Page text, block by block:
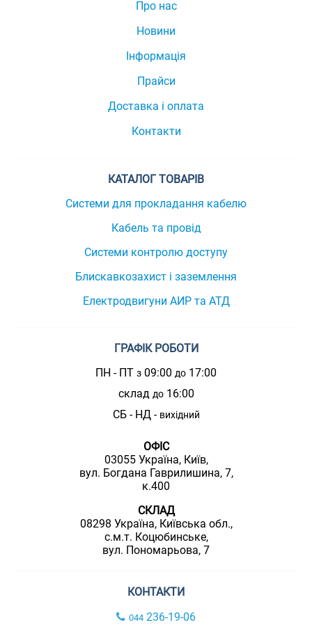
Про нас
Новини
Інформація
Прайси
Доставка і оплата
Контакти
КАТАЛОГ ТОВАРІВ
Системи для прокладання кабелю
Кабель та провід
Системи контролю доступу
Блискавкозахист і заземлення
Електродвигуни АИР та АТД
ГРАФІК РОБОТИ
ПН - ПТ з 09:00 до 17:00
склад до16:00
СБ - НД - вихідний
ОФІС
03055 Україна, Київ,
вул. Богдана Гаврилишина, 7,
к.400
СКЛАД
08298 Україна, Київська обл.,
с.м.т. Коцюбинське,
вул. Пономарьова, 7
КОНТАКТИ
044 236-19-06